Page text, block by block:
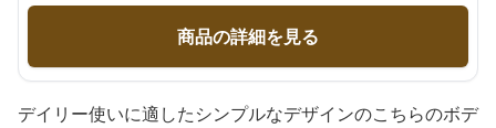
商品の詳細を見る
デイリー使いに適したシンプルなデザインのこちらのボデ